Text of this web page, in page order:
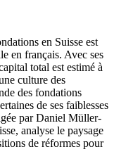
en Suisse est
en français. Avec ses
total est estimé à
culture des
des fondations
de ses faiblesses
par Daniel Müller-
analyse le paysage
de réformes pour